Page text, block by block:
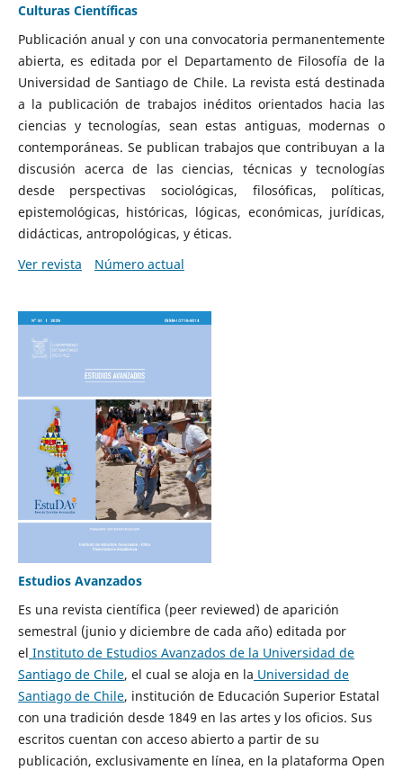
Culturas Científicas
Publicación anual y con una convocatoria permanentemente
abierta, es editada por el Departamento de Filosofía de la
Universidad de Santiago de Chile. La revista está destinada
a la publicación de trabajos inéditos orientados hacia las
ciencias y tecnologías, sean estas antiguas, modernas o
contemporáneas. Se publican trabajos que contribuyan a la
discusión acerca de las ciencias, técnicas y tecnologías
desde perspectivas sociológicas, filosóficas, políticas,
epistemológicas, históricas, lógicas, económicas, jurídicas,
didácticas, antropológicas, y éticas.
Ver revista
Número actual
Estudios Avanzados
Es una revista científica (peer reviewed) de aparición
semestral (junio y diciembre de cada año) editada por
el Instituto de Estudios Avanzados de la Universidad de
Santiago de Chile, el cual se aloja en la Universidad de
Santiago de Chile, institución de Educación Superior Estatal
con una tradición desde 1849 en las artes y los oficios. Sus
escritos cuentan con acceso abierto a partir de su
publicación, exclusivamente en línea, en la plataforma Open